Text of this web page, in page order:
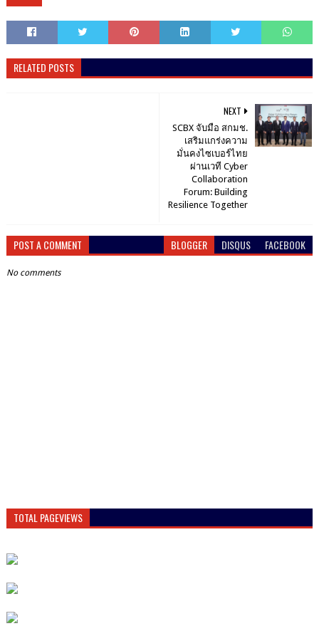
RELATED POSTS
NEXT
SCBX จับมือ สกมช.
เสริมแกร่งความ
มั่นคงไซเบอร์ไทย
ผ่านเวที Cyber
Collaboration
Forum: Building
Resilience Together
POST A COMMENT BLOGGER DISQUS FACEBOOK
No comments
TOTAL PAGEVIEWS